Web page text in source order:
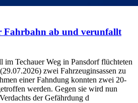
Fahrbahn ab und verunfallt
im Techauer Weg in Pansdorf flüchteten
zwei Fahrzeuginsassen zu
einer Fahndung konnten zwei 20-
werden. Gegen sie wird nun
der Gefährdung d